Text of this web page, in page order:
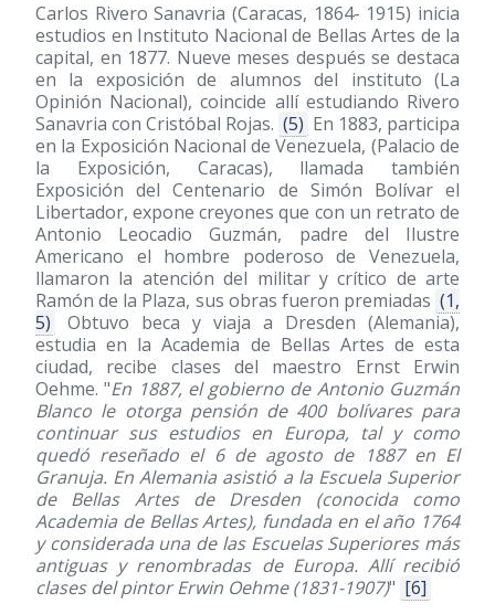
Carlos Rivero Sanavria (Caracas, 1864- 1915) inicia
estudios en Instituto Nacional de Bellas Artes de la
capital, en 1877. Nueve meses después se destaca
en la exposición de alumnos del instituto (La
Opinión Nacional), coincide allí estudiando Rivero
Sanavria con Cristóbal Rojas. (5) En 1883, participa
en la Exposición Nacional de Venezuela, (Palacio de
la Exposición, Caracas), llamada también
Exposición del Centenario de Simón Bolívar el
Libertador, expone creyones que con un retrato de
Antonio Leocadio Guzmán, padre del Ilustre
Americano el hombre poderoso de Venezuela,
llamaron la atención del militar y crítico de arte
Ramón de la Plaza, sus obras fueron premiadas (1,
5)
Obtuvo beca y viaja a Dresden (Alemania),
estudia en la Academia de Bellas Artes de esta
ciudad, recibe clases del maestro Ernst Erwin
Oehme. "En 1887, el gobierno de Antonio Guzmán
Blanco le otorga pensión de 400 bolívares para
continuar sus estudios en Europa, tal y como
quedó reseñado el 6 de agosto de 1887 en El
Granuja. En Alemania asistió a la Escuela Superior
de Bellas Artes de Dresden (conocida como
Academia de Bellas Artes), fundada en el año 1764
y considerada una de las Escuelas Superiores más
antiguas y renombradas de Europa. Allí recibió
clases del pintor Erwin Oehme(1831-1907)" [6]